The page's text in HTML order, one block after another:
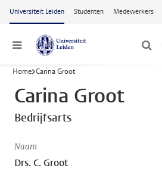
Ga naar hoofdinhoud
Universiteit Leiden Studenten Medewerkers
Menu
Home Carina Groot
Carina Groot
Bedrijfsarts
Naam
Drs. C. Groot